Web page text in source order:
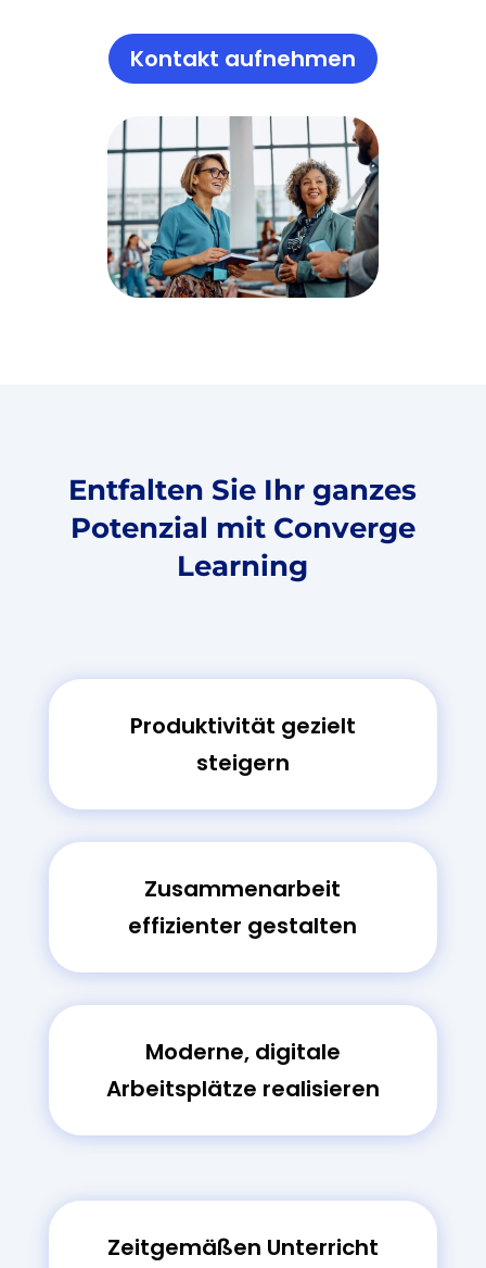
Kontakt aufnehmen
Entfalten Sie Ihr ganzes
Potenzial mit Converge
Learning
Produktivität gezielt
steigern
Zusammenarbeit
effizienter gestalten
Moderne, digitale
Arbeitsplätze realisieren
Zeitgemäßen Unterricht